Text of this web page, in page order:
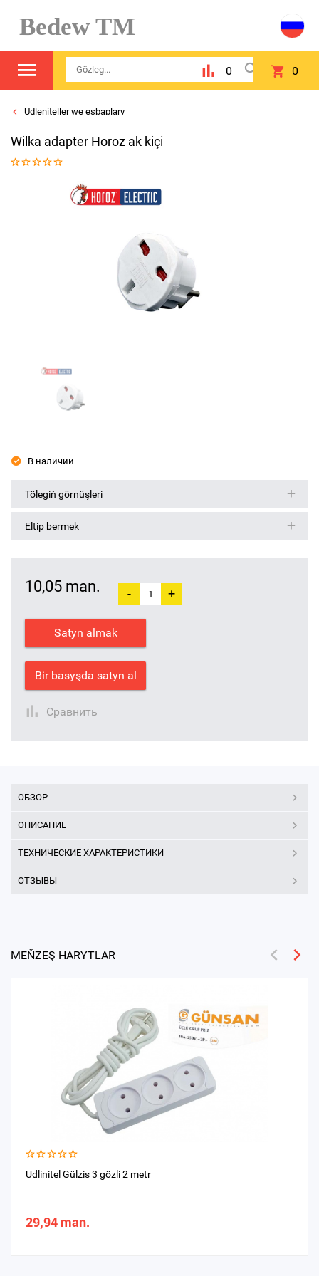
Bedew TM
0 0
Udleniteller we esbaplary
Wilka adapter Horoz ak kiçi
В наличии
Tölegiň görnüşleri
Eltip bermek
10,05 man. - +
Satyn almak
Bir basyşda satyn al
Сравнить
ОБЗОР
ОПИСАНИЕ
ТЕХНИЧЕСКИЕ ХАРАКТЕРИСТИКИ
ОТЗЫВЫ
MEŇZEŞ HARYTLAR
Udlinitel Gülzis 3 gözli 2 metr
29,94 man.